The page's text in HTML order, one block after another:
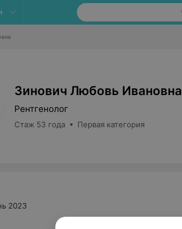
Зинович Любовь Ивановна
Рентгенолог
Стаж 53 года • Первая категория
2023